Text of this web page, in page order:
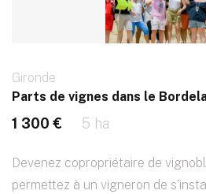
Gironde
Parts de vignes dans le
1 300 € 5 ha
Devenez copropriétaire de
permettez à un vigneron de